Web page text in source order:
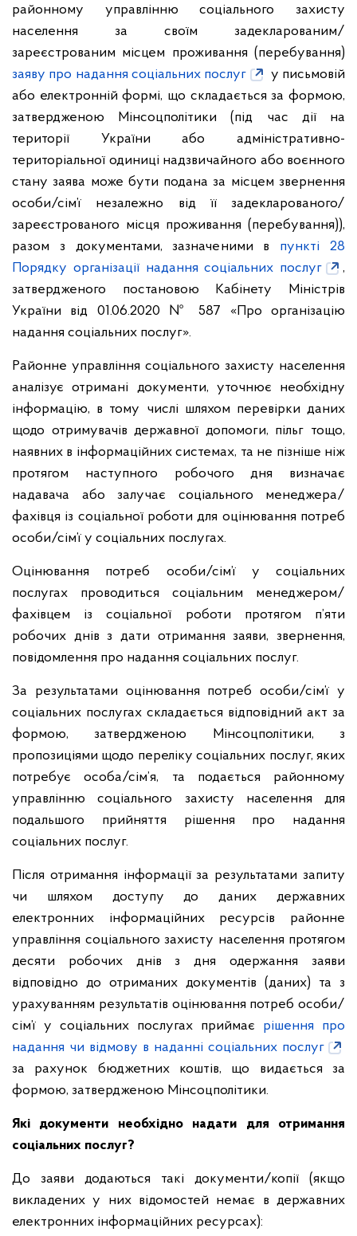
районному управлінню соціального захисту
населення за своїм задекларованим/
зареєстрованим місцем проживання (перебування)
заяву про надання соціальних послуг
у письмовій
або електронній формі, що складається за формою,
затвердженою Мінсоцполітики (під час дії на
території України або адміністративно-
територіальної одиниці надзвичайного або воєнного
стану заява може бути подана за місцем звернення
особи/сім’ї незалежно від її задекларованого/
зареєстрованого місця проживання (перебування)),
разом з документами, зазначеними в пункті 28
Порядку організації надання соціальних послуг
,
затвердженого постановою Кабінету Міністрів
України від 01.06.2020 № 587 «Про організацію
надання соціальних послуг».
Районне управління соціального захисту населення
аналізує отримані документи, уточнює необхідну
інформацію, в тому числі шляхом перевірки даних
щодо отримувачів державної допомоги, пільг тощо,
наявних в інформаційних системах, та не пізніше ніж
протягом наступного робочого дня визначає
надавача або залучає соціального менеджера/
фахівця із соціальної роботи для оцінювання потреб
особи/сім’ї у соціальних послугах.
Оцінювання потреб особи/сім’ї у соціальних
послугах проводиться соціальним менеджером/
фахівцем із соціальної роботи протягом п’яти
робочих днів з дати отримання заяви, звернення,
повідомлення про надання соціальних послуг.
За результатами оцінювання потреб особи/сім’ї у
соціальних послугах складається відповідний акт за
формою, затвердженою Мінсоцполітики, з
пропозиціями щодо переліку соціальних послуг, яких
потребує особа/сім’я, та подається районному
управлінню соціального захисту населення для
подальшого прийняття рішення про надання
соціальних послуг.
Після отримання інформації за результатами запиту
чи шляхом доступу до даних державних
електронних інформаційних ресурсів районне
управління соціального захисту населення протягом
десяти робочих днів з дня одержання заяви
відповідно до отриманих документів (даних) та з
урахуванням результатів оцінювання потреб особи/
сім’ї у соціальних послугах приймає рішення про
надання чи відмову в наданні соціальних послуг
за рахунок бюджетних коштів, що видається за
формою, затвердженою Мінсоцполітики.
Які документи необхідно надати для отримання
соціальних послуг?
До заяви додаються такі документи/копії (якщо
викладених у них відомостей немає в державних
електронних інформаційних ресурсах):